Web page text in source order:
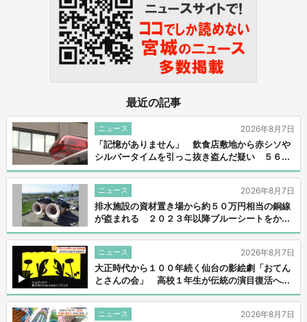
最近の記事
ニュース
「記憶がありません」 飲食店敷地から赤シソや
シルバータイムを引っこ抜き盗んだ疑い ５６...
2026年8月7日
ニュース
排水施設の資材置き場から約５０万円相当の銅線
が盗まれる ２０２３年以降ブルーシートをか...
2026年8月7日
ニュース
大正時代から１００年続く仙台の影絵劇「おてん
とさんの会」 高校１年生が伝統の演目復活へ...
2026年8月7日
ニュース 2026年8月7日